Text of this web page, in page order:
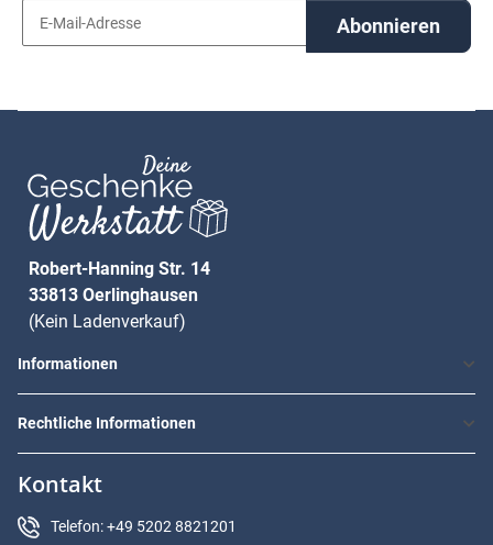
Abonnieren
Robert-Hanning Str. 14
33813 Oerlinghausen
(Kein Ladenverkauf)
Informationen
Rechtliche Informationen
Kontakt
Telefon: +49 5202 8821201